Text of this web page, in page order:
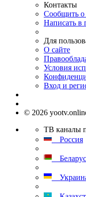
Контакты
Сообщить о
Написать в
Для
О сайте
Условия
Вход и
© 2026
ТВ каналы
Россия